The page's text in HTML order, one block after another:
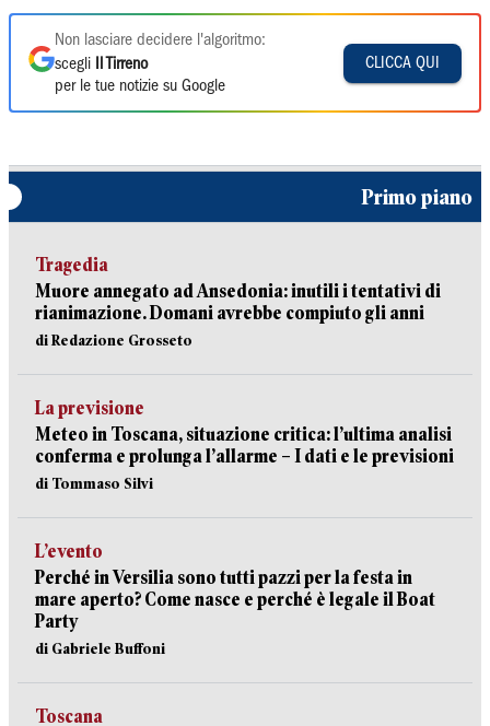
Non lasciare decidere l'algoritmo:
scegli
Il Tirreno
per le tue notizie su Google
CLICCA QUI
Primo piano
Tragedia
Muore annegato ad Ansedonia: inutili i tentativi di
rianimazione. Domani avrebbe compiuto gli anni
di Redazione Grosseto
La previsione
Meteo in Toscana, situazione critica: l’ultima analisi
conferma e prolunga l’allarme – I dati e le previsioni
di Tommaso Silvi
L’evento
Perché in Versilia sono tutti pazzi per la festa in
mare aperto? Come nasce e perché è legale il Boat
Party
di Gabriele Buffoni
Toscana